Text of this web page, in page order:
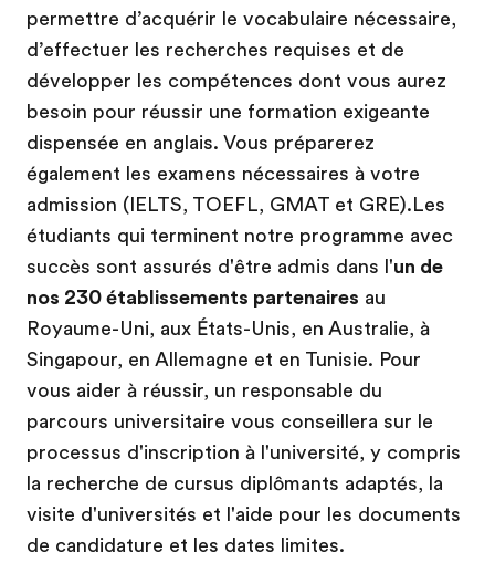
permettre d’acquérir le vocabulaire nécessaire,
d’effectuer les recherches requises et de
développer les compétences dont vous aurez
besoin pour réussir une formation exigeante
dispensée en anglais. Vous préparerez
également les examens nécessaires à votre
admission (IELTS, TOEFL, GMAT et GRE).Les
étudiants qui terminent notre programme avec
succès sont assurés d'être admis dans l'un de
nos 230 établissements partenaires au
Royaume-Uni, aux États-Unis, en Australie, à
Singapour, en Allemagne et en Tunisie. Pour
vous aider à réussir, un responsable du
parcours universitaire vous conseillera sur le
processus d'inscription à l'université, y compris
la recherche de cursus diplômants adaptés, la
visite d'universités et l'aide pour les documents
de candidature et les dates limites.